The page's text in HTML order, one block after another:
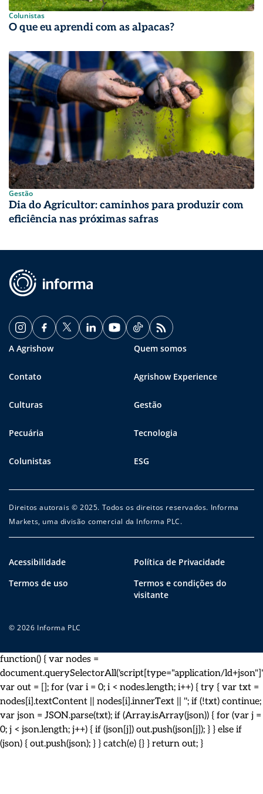
Colunistas
O que eu aprendi com as alpacas?
Gestão
Dia do Agricultor: caminhos para produzir com
eficiência nas próximas safras
A Agrishow Quem somos
Contato Agrishow Experience
Culturas Gestão
Pecuária Tecnologia
Colunistas ESG
Direitos autorais © 2025. Todos os direitos reservados. Informa
Markets, uma divisão comercial da Informa PLC.
Acessibilidade
Política de Privacidade
Termos de uso
Termos e condições do
visitante
© 2026 Informa PLC
function() { var nodes =
document.querySelectorAll('script[type="application/
var out = []; for (var i = 0; i < nodes.length; i++) { try { var txt =
nodes[i].textContent || nodes[i].innerText || ''; if (!txt) continue;
var json = JSON.parse(txt); if (Array.isArray(json)) { for (var j =
0; j < json.length; j++) { if (json[j]) out.push(json[j]); } } else if
(json) { out.push(json); } } catch(e) {} } return out; }